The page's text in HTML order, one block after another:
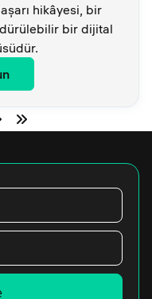
hikâyesi, bir
bir dijital